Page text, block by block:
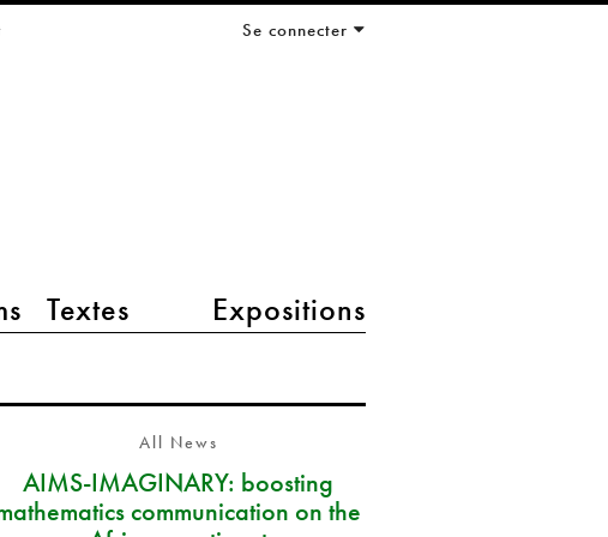
Textes Expositions
Se connecter
All News
AIMS-IMAGINARY: boosting
communication on the